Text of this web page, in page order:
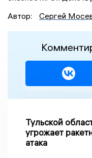
Автор:
Сергей
Тульской
угрожает
атака